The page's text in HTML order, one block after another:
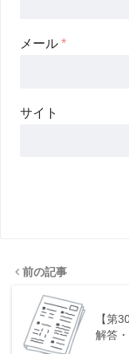
メール *
サイト
前の記事
【第
解答